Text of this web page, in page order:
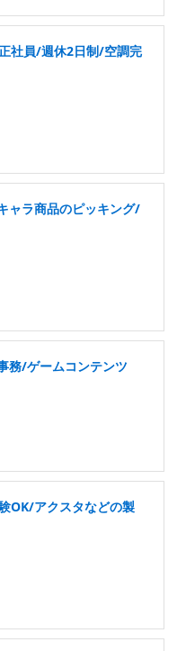
社員/週休2日制/空調完
ャラ商品のピッキング/
務/ゲームコンテンツ
OK/アクスタなどの製